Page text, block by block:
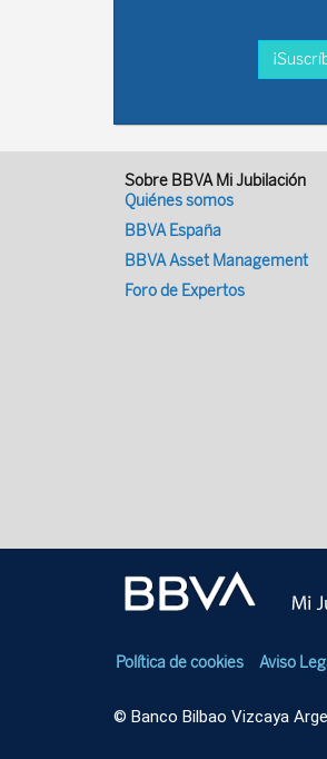
Sobre BBVA Mi Jubilación
Quiénes somos
BBVA España
BBVA Asset Management
Foro de Expertos
Política de cookies Aviso
© Banco Bilbao Vizcaya